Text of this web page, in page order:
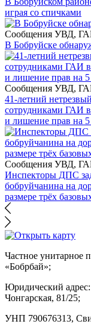
играя со спичками
Сообщения УВД,
В Бобруйске
Сообщения УВД,
41-летний
сотрудниками ГАИ
и лишение прав на 5
Сообщения УВД,
Инспекторы ДПС
бобруйчанина на
размере трёх
Частное унитарное
«Бобрбай»;
Юридический адрес:
Чонгарская, 81/25;
УНП 790676313,